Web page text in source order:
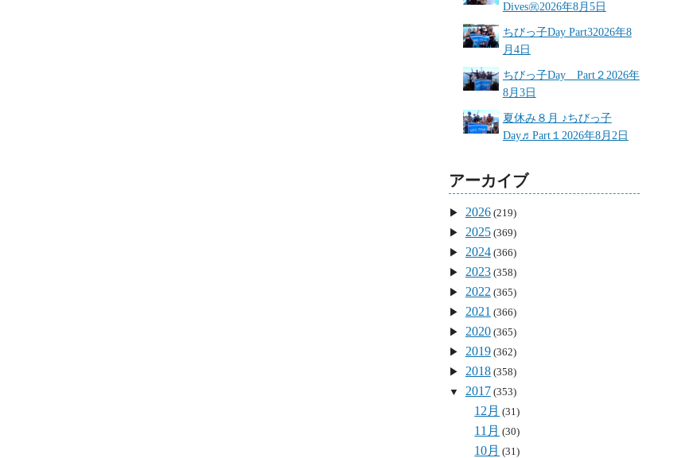
Dives㊗2026年8月5日
ちびっ子Day Part32026年8
月4日
ちびっ子Day Part２ 2026年
8月3日
夏休み８月 ♪ちびっ子
Day♬Part１ 2026年8月2日
アーカイブ
2026(219)
2025(369)
2024(366)
2023(358)
2022(365)
2021 (366)
2020(365)
2019(362)
2018(358)
2017(353)
12月 (31)
11月 (30)
10月 (31)